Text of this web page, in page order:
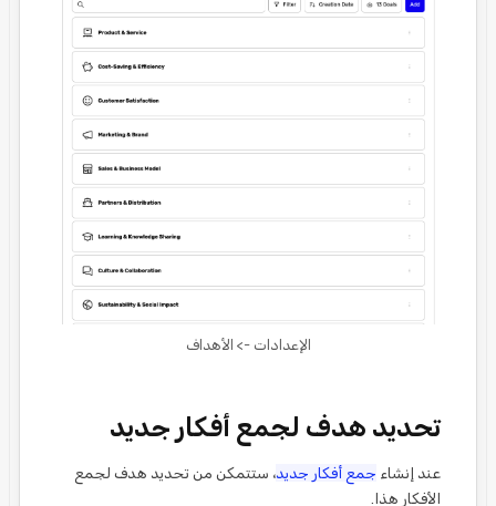
الإعدادات -> الأهداف
تحديد هدف لجمع أفكار جديد
عند إنشاء جمع أفكار جديد، ستتمكن من تحديد هدف لجمع
الأفكار هذا.